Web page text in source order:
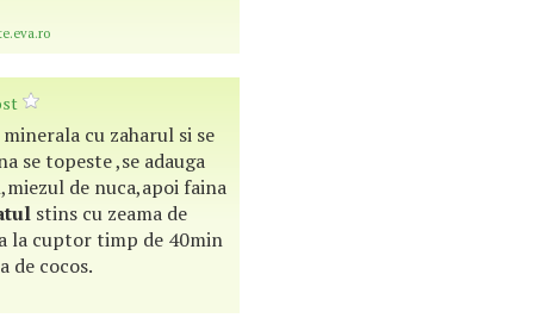
cu zaharul si se
se topeste ,se adauga
de nuca,apoi faina
stins cu zeama de
la cuptor timp de 40min
de cocos.